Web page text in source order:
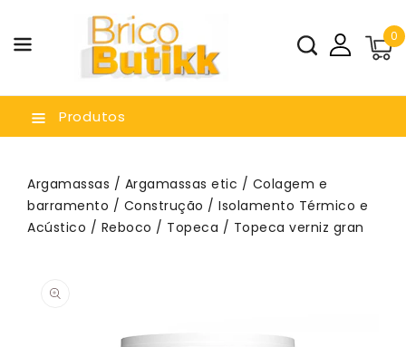
0
Produtos
Argamassas / Argamassas etic / Colagem e
barramento / Construção / Isolamento Térmico e
Acústico / Reboco / Topeca / Topeca verniz gran